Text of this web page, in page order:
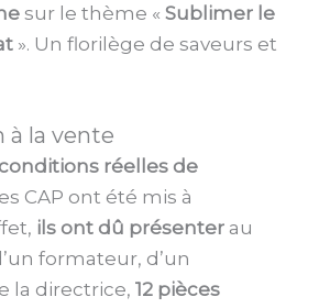
sur le thème «Sublimer le
». Un florilège de saveurs et
à la vente
conditions réelles de
CAP ont été mis à
ils ont dû présenter au
formateur, d’un
la directrice,12 pièces